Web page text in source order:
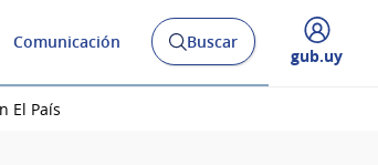
Comunicación
AbrirBuscar
Desplegar
gub.uy
El País